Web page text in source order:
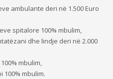
ambulante deri në 1.500 Euro
spitalore 100% mbulim,
dhe lindje deri në 2.000
mbulim,
mbulim.